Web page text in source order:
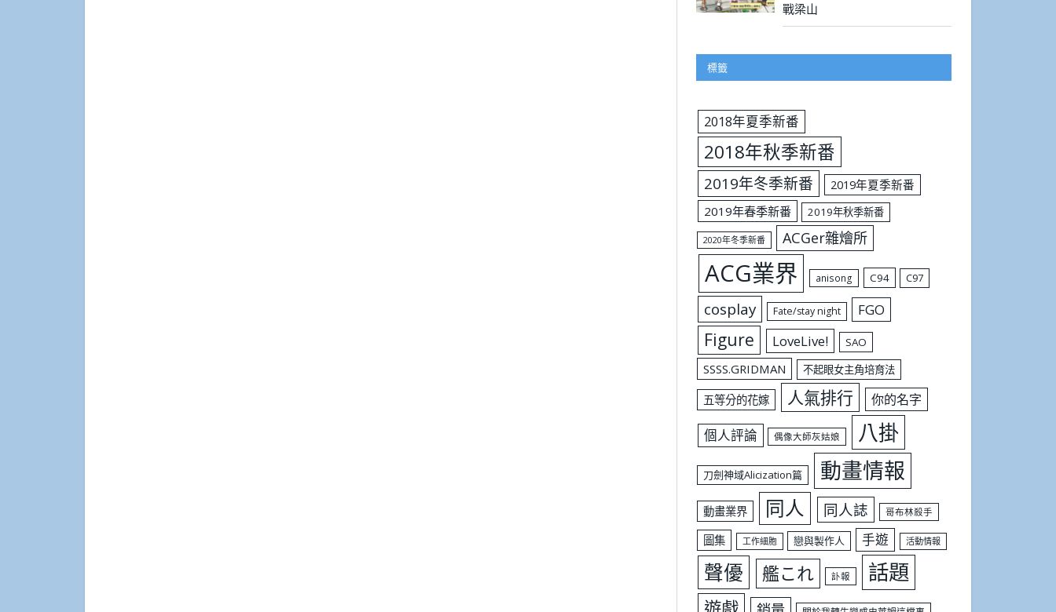
戰梁山
標籤
2018年夏季新番
2018年秋季新番
2019年冬季新番
2019年夏季新番
2019年春季新番
2019年秋季新番
2020年冬季新番 ACGer雜燴所
ACG業界 anisong C94 C97
cosplay Fate/stay night FGO
Figure LoveLive! SAO
SSSS.GRIDMAN 不起眼女主角培育法
五等分的花嫁 人氣排行 你的名字
個人評論 偶像大師灰姑娘 八掛
刀劍神域Alicization篇 動畫情報
動畫業界 同人 同人誌 哥布林殺手
圖集 工作細胞 戀與製作人 手遊 活動情報
聲優 艦これ 訃報 話題